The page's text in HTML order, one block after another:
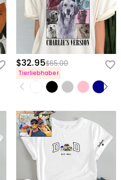
$32.95$65.00
Tierliebhaber